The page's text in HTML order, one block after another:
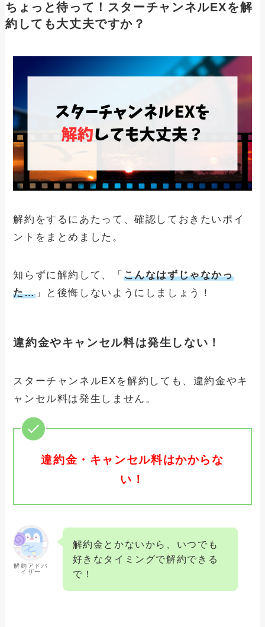
金を止める方法と注意事項
FODプレミアムを解約できない人へ！確
実に課金を止める方法と注意事項
DAZNを解約・退会できない人へ！確実
に課金を止める方法と注意事項
ント削除の方法は？
ちょっと待って！スターチャンネルEXを解
約しても大丈夫ですか？
解約をするにあたって、確認しておきたいポイ
ントをまとめました。
知らずに解約して、「 こんなはずじゃなかっ
た…」と後悔しないようにしましょう！
違約金やキャンセル料は発生しない！
スターチャンネルEXを解約しても、違約金やキ
ャンセル料は発生しません。
違約金・キャンセル料はかからな
い！
解約アドバ
イザー
解約金とかないから、いつでも
好きなタイミングで解約できる
で！